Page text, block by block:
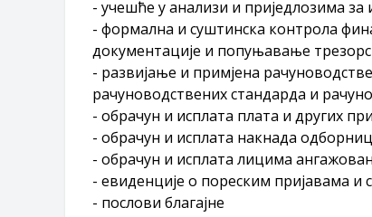
- учешће у анализи и приједлозима
- формална и суштинска контрола
документације и попуњавање
- развијање и примјена
рачуноводствених стандарда и
- обрачун и исплата плата и других
- обрачун и исплата накнада
- обрачун и исплата лицима
- евиденције о пореским пријавама и
- послови благајне